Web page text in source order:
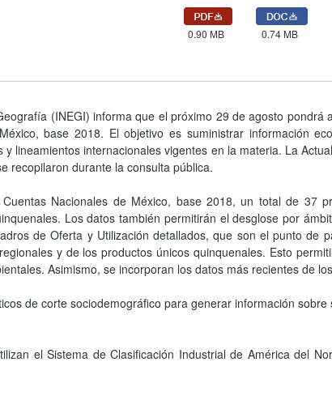
0.90 MB 0.74 MB
(INEGI) informa que el próximo 29 de agosto
base 2018. El objetivo es suministrar información
lineamientos internacionales vigentes en la materia. La
recopilaron durante la consulta pública.
Nacionales de México, base 2018, un total de 37
Los datos también permitirán el desglose por
de Oferta y Utilización detallados, que son el punto de
y de los productos únicos quinquenales. Esto
Asimismo, se incorporan los datos más recientes de
de corte sociodemográfico para generar información
el Sistema de Clasificación Industrial de América del